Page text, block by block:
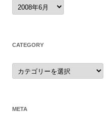
archives
CATEGORY
category
META